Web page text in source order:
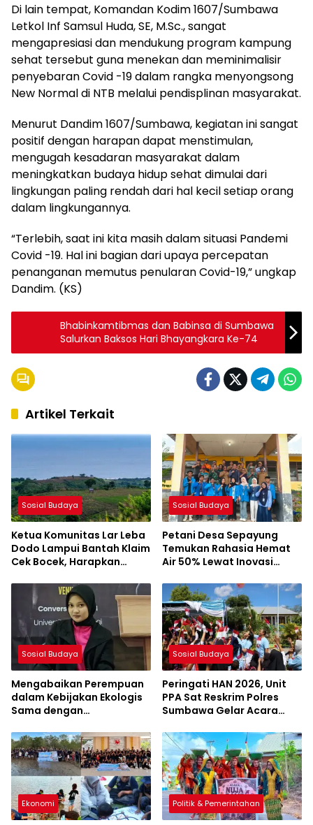
Di lain tempat, Komandan Kodim 1607/Sumbawa
Letkol Inf Samsul Huda, SE, M.Sc., sangat
mengapresiasi dan mendukung program kampung
sehat tersebut guna menekan dan meminimalisir
penyebaran Covid -19 dalam rangka menyongsong
New Normal di NTB melalui pendisplinan masyarakat.
Menurut Dandim 1607/Sumbawa, kegiatan ini sangat
positif dengan harapan dapat menstimulan,
mengugah kesadaran masyarakat dalam
meningkatkan budaya hidup sehat dimulai dari
lingkungan paling rendah dari hal kecil setiap orang
dalam lingkungannya.
“Terlebih, saat ini kita masih dalam situasi Pandemi
Covid -19. Hal ini bagian dari upaya percepatan
penanganan memutus penularan Covid-19,” ungkap
Dandim. (KS)
Bhabinkamtibmas dan Babinsa di Sumbawa
Salurkan Baksos Hari Bhayangkara Ke-74
Artikel Terkait
Sosial Budaya
Ketua Komunitas Lar Leba
Dodo Lampui Bantah Klaim
Cek Bocek, Harapkan
Makam Leluhur
Sosial Budaya
Petani Desa Sepayung
Temukan Rahasia Hemat
Air 50% Lewat Inovasi
Sosial Budaya
Mengabaikan Perempuan
dalam Kebijakan Ekologis
Sama dengan
Lingkungan
Sosial Budaya
Peringati HAN 2026, Unit
PPA Sat Reskrim Polres
Sumbawa Gelar Acara
Jorok
Ekonomi Politik & Pemerintahan